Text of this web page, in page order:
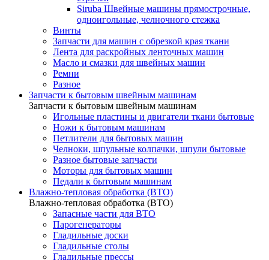
Siruba Швейные машины прямострочные,
одноигольные, челночного стежка
Винты
Запчасти для машин с обрезкой края ткани
Лента для раскройных ленточных машин
Масло и смазки для швейных машин
Ремни
Разное
Запчасти к бытовым швейным машинам
Запчасти к бытовым швейным машинам
Игольные пластины и двигатели ткани бытовые
Ножи к бытовым машинам
Петлители для бытовых машин
Челноки, шпульные колпачки, шпули бытовые
Разное бытовые запчасти
Моторы для бытовых машин
Педали к бытовым машинам
Влажно-тепловая обработка (ВТО)
Влажно-тепловая обработка (ВТО)
Запасные части для ВТО
Парогенераторы
Гладильные доски
Гладильные столы
Гладильные прессы